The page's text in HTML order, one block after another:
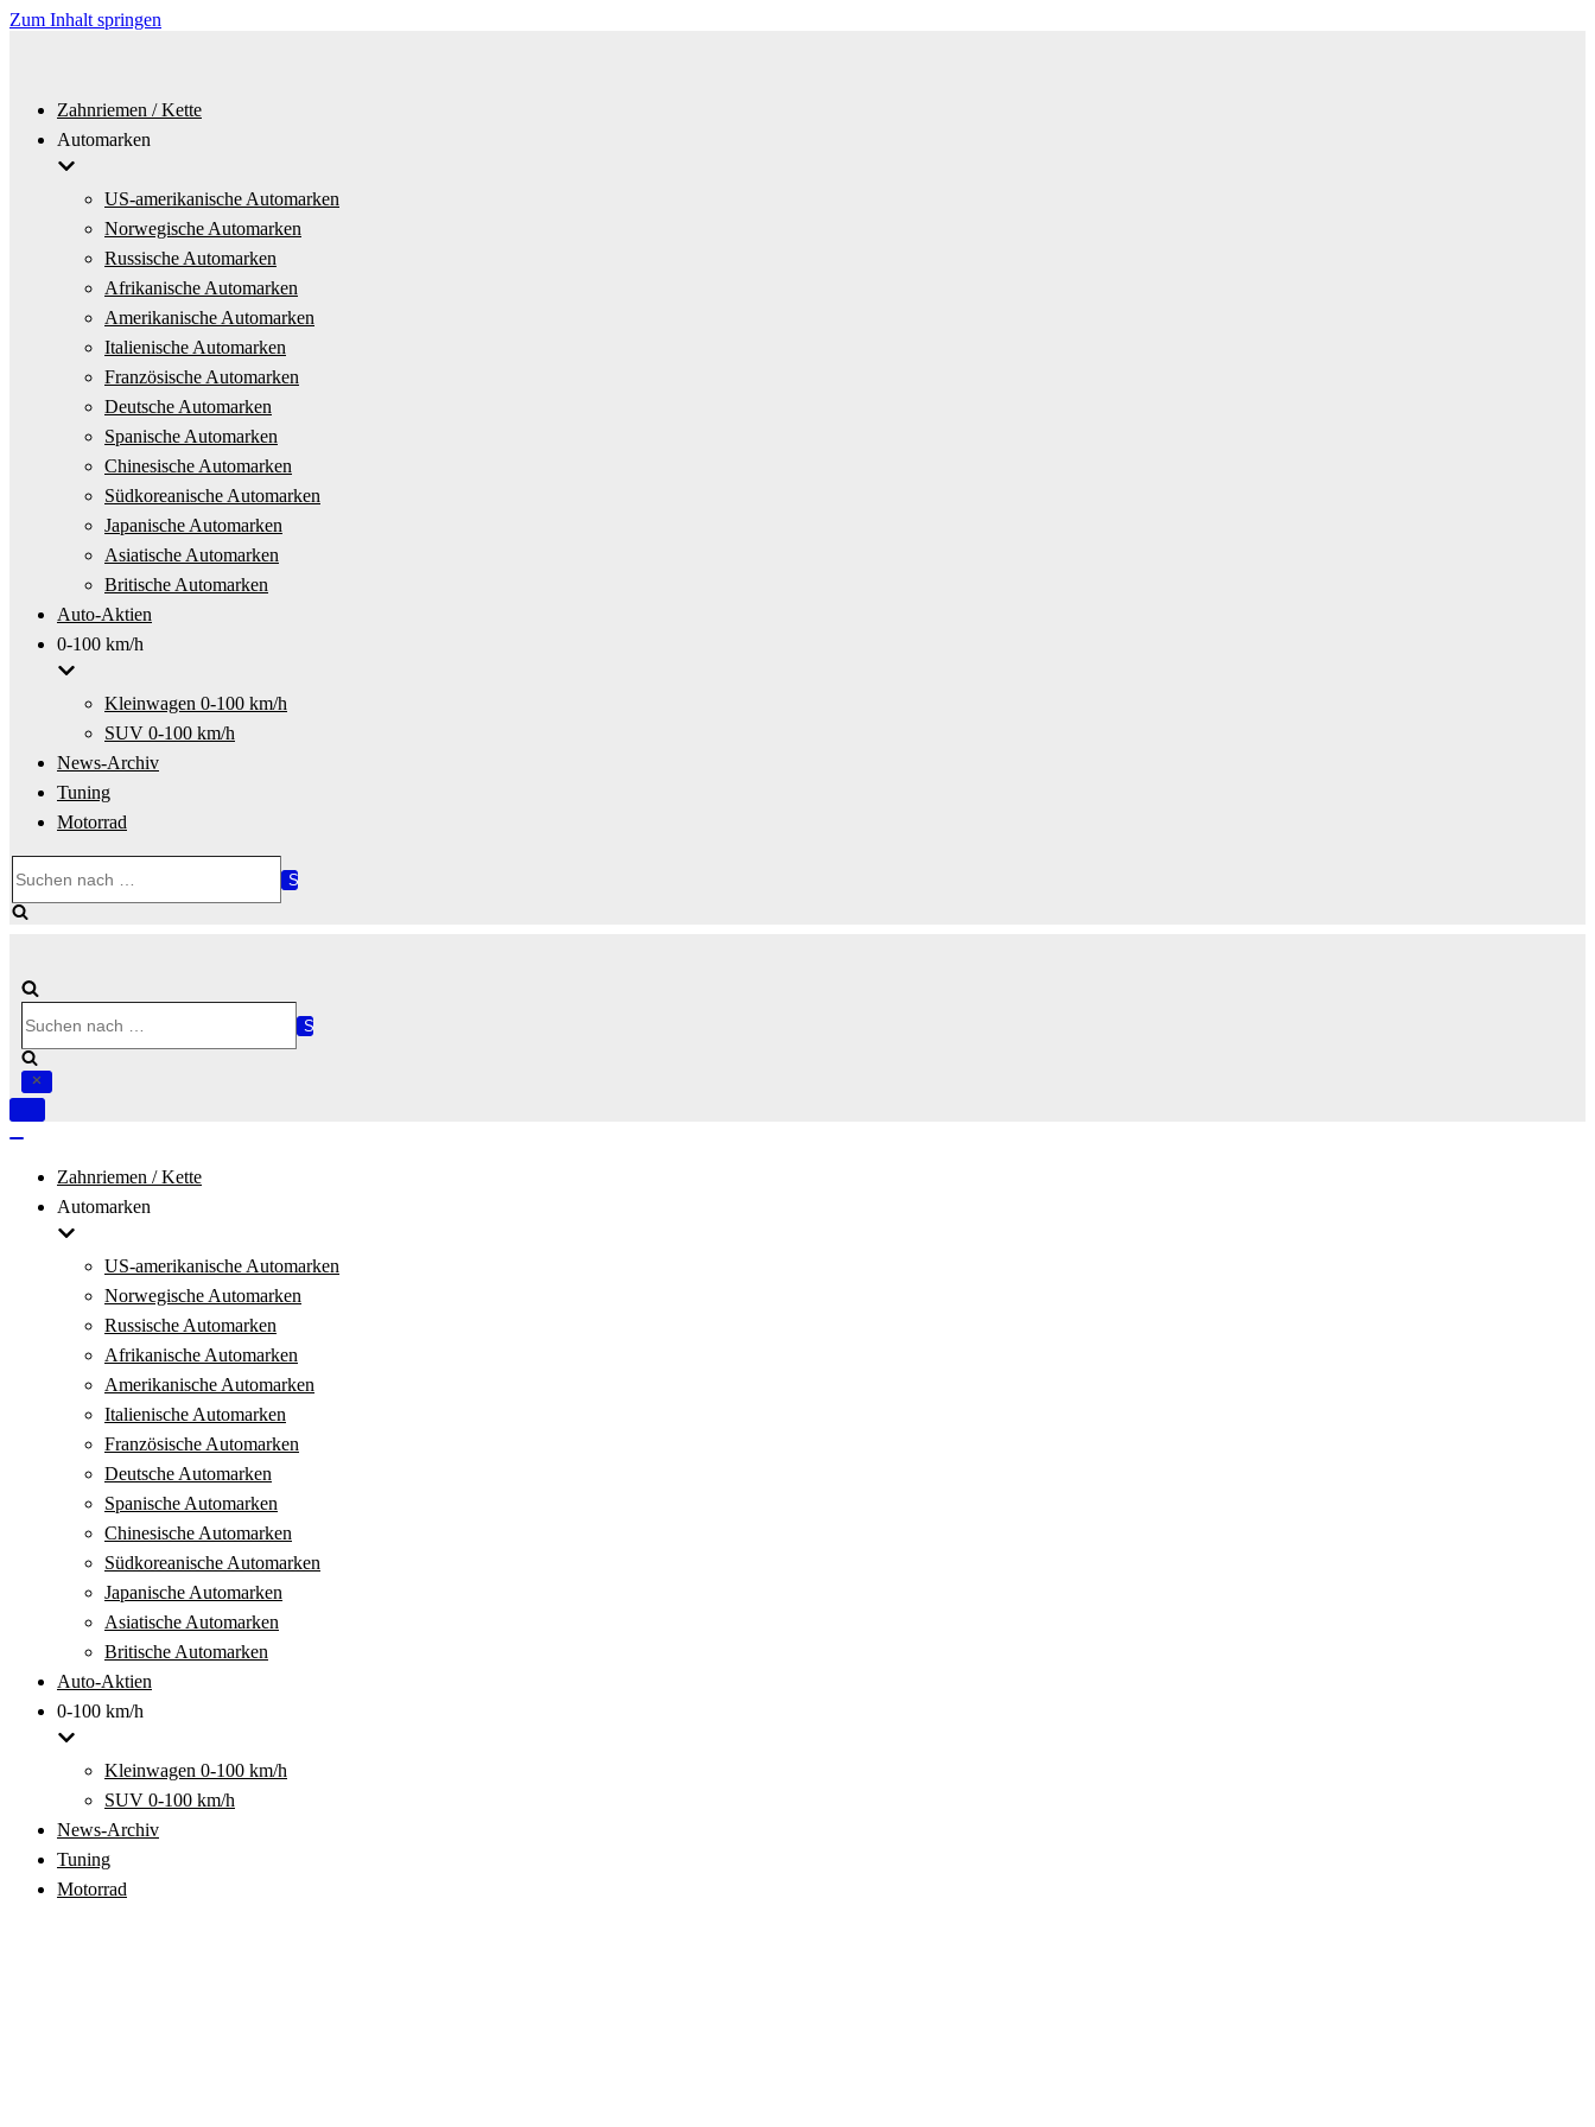
Zum Inhalt springen
Zahnriemen / Kette
Automarken
US-amerikanische Automarken
Norwegische Automarken
Russische Automarken
Afrikanische Automarken
Amerikanische Automarken
Italienische Automarken
Französische Automarken
Deutsche Automarken
Spanische Automarken
Chinesische Automarken
Südkoreanische Automarken
Japanische Automarken
Asiatische Automarken
Britische Automarken
Auto-Aktien
0-100 km/h
Kleinwagen 0-100 km/h
SUV 0-100 km/h
News-Archiv
Tuning
Motorrad
nach …
nach …
Navigation
Zahnriemen / Kette
Automarken
US-amerikanische Automarken
Norwegische Automarken
Russische Automarken
Afrikanische Automarken
Amerikanische Automarken
Italienische Automarken
Französische Automarken
Deutsche Automarken
Spanische Automarken
Chinesische Automarken
Südkoreanische Automarken
Japanische Automarken
Asiatische Automarken
Britische Automarken
Auto-Aktien
0-100 km/h
Kleinwagen 0-100 km/h
SUV 0-100 km/h
News-Archiv
Tuning
Motorrad